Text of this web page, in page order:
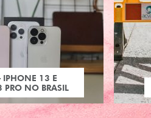
IPHONE 13 E
PRO NO BRASIL